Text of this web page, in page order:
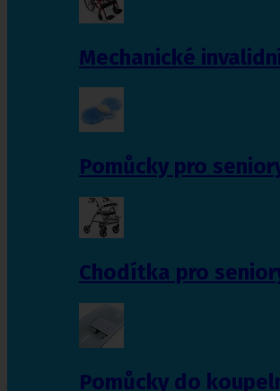
Mechanické
Pomůcky pro
Chodítka pro
Pomůcky do